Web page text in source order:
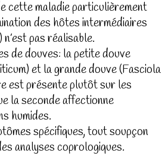
cette maladie particulièrement
des hôtes intermédiaires
pas réalisable.
de douves: la petite douve
et la grande douve (Fasciola
est présente plutôt sur les
la seconde affectionne
humides.
spécifiques, tout soupçon
analyses coprologiques.